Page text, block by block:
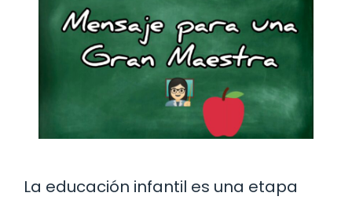
La educación infantil es una etapa